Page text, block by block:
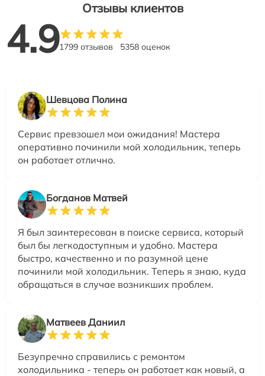
Отзывы клиентов
4.91799 отзывов 5358 оценок
Шевцова Полина
Сервис превзошел мои ожидания! Мастера
оперативно починили мой холодильник, теперь
он работает отлично.
Богданов Матвей
Я был заинтересован в поиске сервиса, который
был бы легкодоступным и удобно. Мастера
быстро, качественно и по разумной цене
починили мой холодильник. Теперь я знаю, куда
обращаться в случае возникших проблем.
Матвеев Даниил
Безупречно справились с ремонтом
холодильника - теперь он работает как новый, а